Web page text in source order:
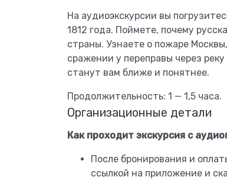
На аудиоэкскурсии вы
1812 года. Поймете, почему
страны. Узнаете о пожаре
сражении у переправы через
станут вам ближе и понятнее.
Продолжительность: 1 — 1,5 часа.
Организационные детали
Как проходит экскурсия с
После бронирования и
ссылкой на приложение и